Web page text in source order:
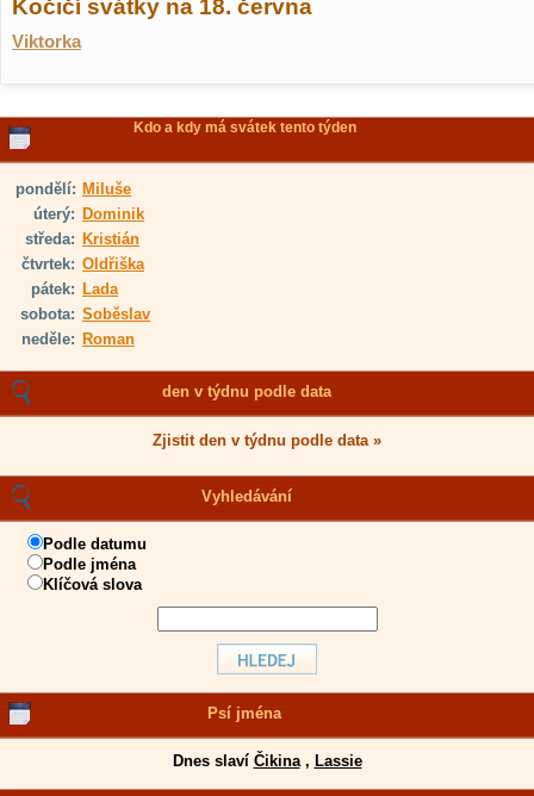
Kočičí svátky na 18. června
Viktorka
Kdo a kdy má svátek tento týden
pondělí: Miluše
úterý: Dominik
středa: Kristián
čtvrtek: Oldřiška
pátek: Lada
sobota: Soběslav
neděle: Roman
den v týdnu podle data
Zjistit den v týdnu podle data »
Vyhledávání
Podle datumu
Podle jména
Klíčová slova
Psí jména
Dnes slaví Čikina, Lassie